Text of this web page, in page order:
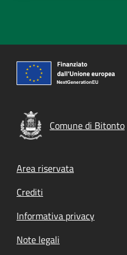
Comune di Bitonto
Footer menu
Area riservata
Crediti
Informativa privacy
Note legali